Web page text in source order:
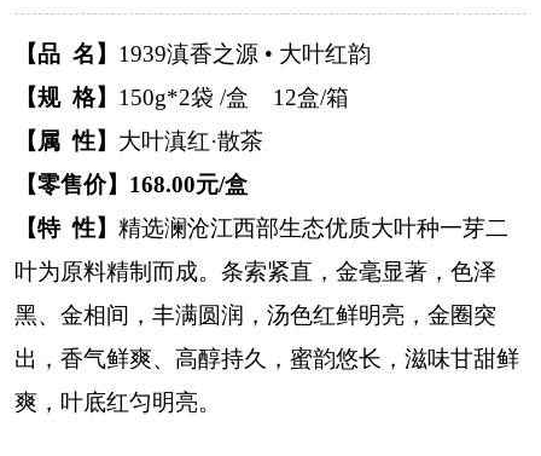
【品 名】 1939滇香之源 • 大叶红韵
【规 格】 150g*2袋 /盒 12盒/箱
【属 性】 大叶滇红·散茶
【零售价】168.00元/盒
【特 性】 精选澜沧江西部生态优质大叶种一芽二
叶为原料精制而成。条索紧直，金毫显著，色泽
黑、金相间，丰满圆润，汤色红鲜明亮，金圈突
出，香气鲜爽、高醇持久，蜜韵悠长，滋味甘甜鲜
爽，叶底红匀明亮。